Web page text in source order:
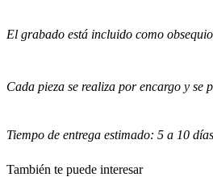
El grabado está incluido como
Cada pieza se realiza por encargo y se
Tiempo de entrega estimado: 5 a 10
También te puede interesar